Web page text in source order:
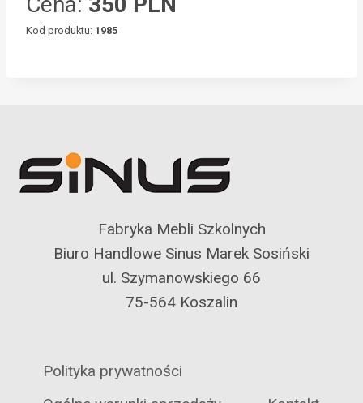
Kod produktu: 1985
Fabryka Mebli Szkolnych
Biuro Handlowe Sinus Marek Sosiński
ul. Szymanowskiego 66
75-564 Koszalin
Polityka prywatności